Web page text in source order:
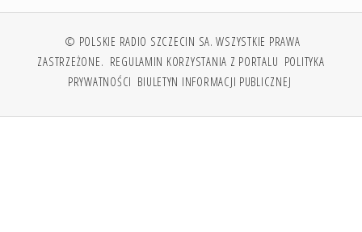
© POLSKIE RADIO SZCZECIN SA. WSZYSTKIE PRAWA
ZASTRZEŻONE. REGULAMIN KORZYSTANIA Z PORTALU POLITYKA
PRYWATNOŚCI BIULETYN INFORMACJI PUBLICZNEJ